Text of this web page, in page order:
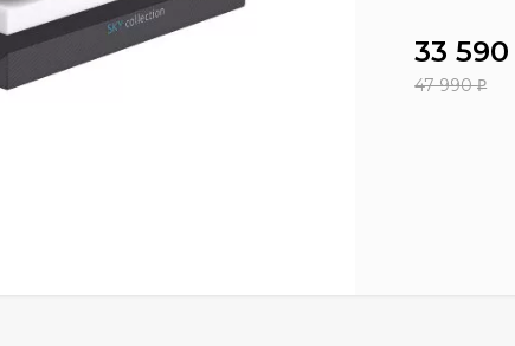
33
47 990₽